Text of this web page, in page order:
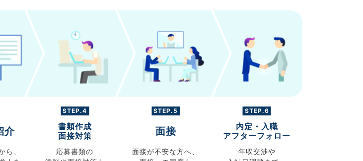
介
ら、
STEP.4
書類作成
面接対策
応募書類の
STEP.5
面接
面接が不安な方へ、
STEP.6
内定・入職
アフターフォロー
年収交渉や